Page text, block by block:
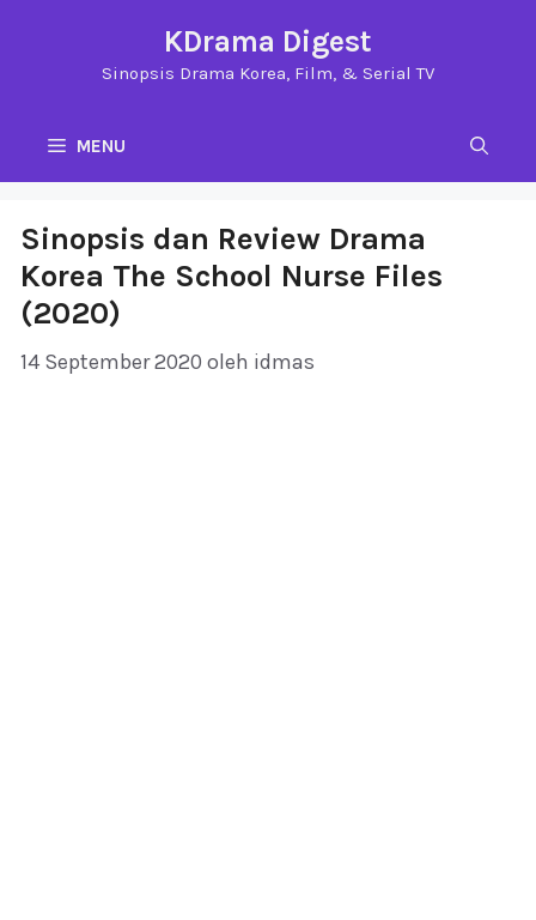
KDrama Digest
Sinopsis Drama Korea, Film, & Serial TV
MENU
Sinopsis dan Review Drama
Korea The School Nurse Files
(2020)
14 September 2020 oleh idmas